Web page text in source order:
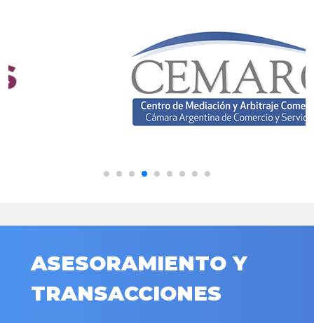
ASESORAMIENTO Y
TRANSACCIONES